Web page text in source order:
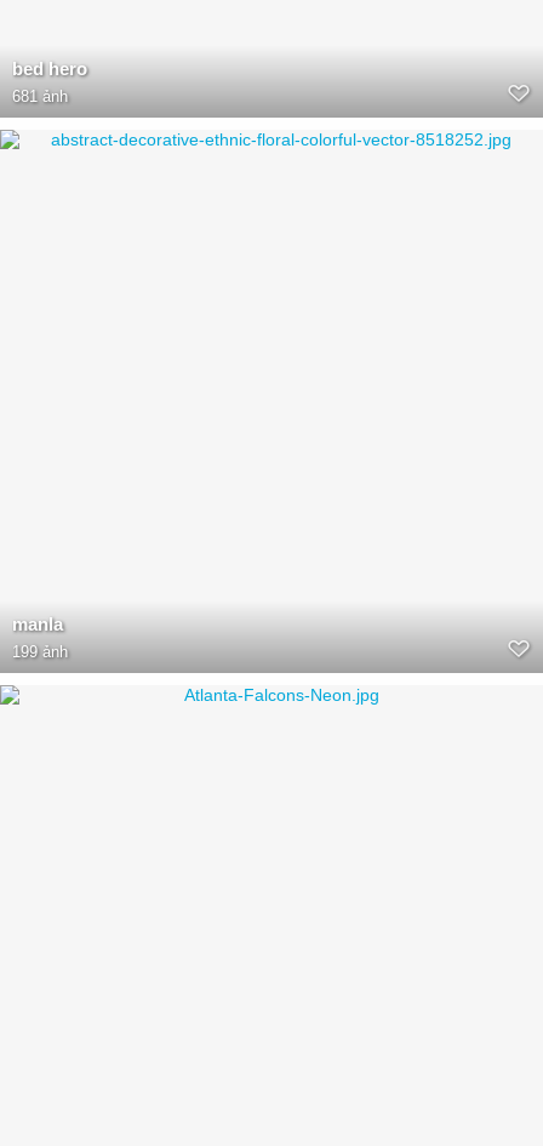
bed hero
681 ảnh
manla
199 ảnh